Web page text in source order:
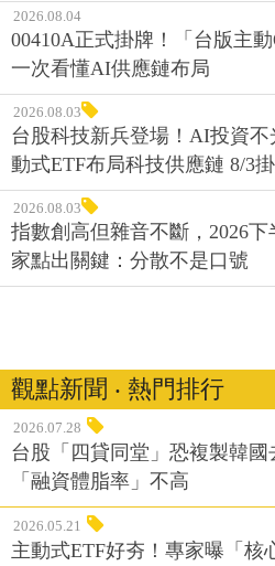
2026.08.04
00410A正式掛牌！「台版主
一次看懂AI供應鏈布局
2026.08.03
台股科技新兵登場！AI投資不
動式ETF布局科技供應鏈 8/3
2026.08.03
指數創高但雜音不斷，2026
家點出關鍵：分散不是口號
觀點新聞 ‧ 熱門排行
2026.07.28
台股「四貸同堂」恐複製韓
「融資體脂率」不高
2026.05.21
主動式ETF好夯！專家曝「核